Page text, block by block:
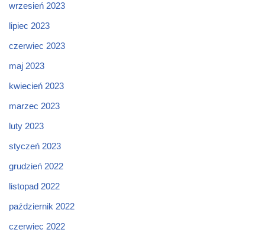
wrzesień 2023
lipiec 2023
czerwiec 2023
maj 2023
kwiecień 2023
marzec 2023
luty 2023
styczeń 2023
grudzień 2022
listopad 2022
październik 2022
czerwiec 2022